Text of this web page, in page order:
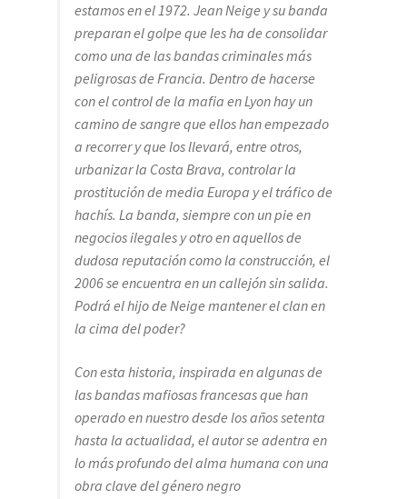
estamos en el 1972. Jean Neige y su banda
preparan el golpe que les ha de consolidar
como una de las bandas criminales más
peligrosas de Francia. Dentro de hacerse
con el control de la mafia en Lyon hay un
camino de sangre que ellos han empezado
a recorrer y que los llevará, entre otros,
urbanizar la Costa Brava, controlar la
prostitución de media Europa y el tráfico de
hachís. La banda, siempre con un pie en
negocios ilegales y otro en aquellos de
dudosa reputación como la construcción, el
2006 se encuentra en un callejón sin salida.
Podrá el hijo de Neige mantener el clan en
la cima del poder?
Con esta historia, inspirada en algunas de
las bandas mafiosas francesas que han
operado en nuestro desde los años setenta
hasta la actualidad, el autor se adentra en
lo más profundo del alma humana con una
obra clave del género negro